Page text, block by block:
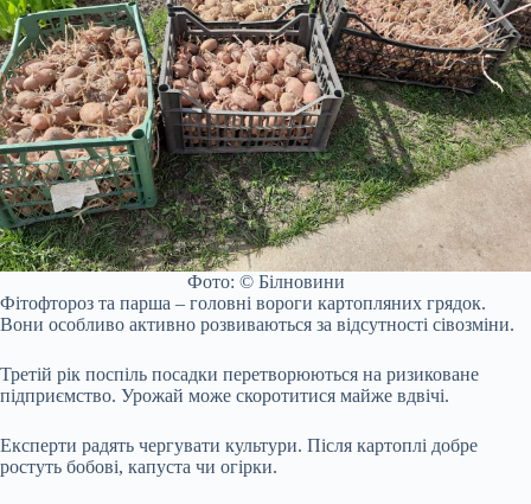
Фото: © Білновини
Фітофтороз та парша – головні вороги картопляних грядок.
Вони особливо активно розвиваються за відсутності сівозміни.
Третій рік поспіль посадки перетворюються на ризиковане
підприємство. Урожай може скоротитися майже вдвічі.
Експерти радять чергувати культури. Після картоплі добре
ростуть бобові, капуста чи огірки.